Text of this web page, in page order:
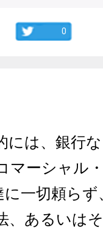
0
には、銀行
マーシャル
一切頼ら
、あるいは